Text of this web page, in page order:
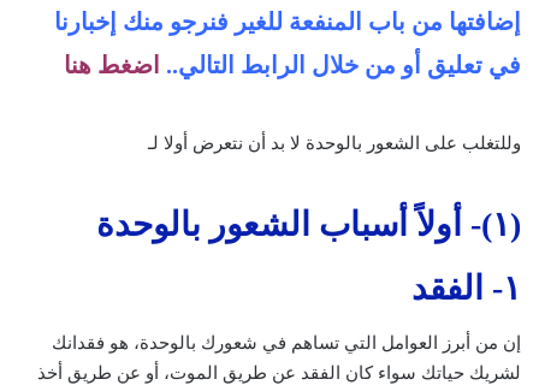
إضافتها من باب المنفعة للغير فنرجو منك إخبارنا
في تعليق أو من خلال الرابط التالي.. اضغط هنا
وللتغلب على الشعور بالوحدة لا بد أن نتعرض أولا لـ
(١)- أولاً أسباب الشعور بالوحدة
١- الفقد
إن من أبرز العوامل التي تساهم في شعورك بالوحدة، هو فقدانك
لشريك حياتك سواء كان الفقد عن طريق الموت، أو عن طريق أخذ